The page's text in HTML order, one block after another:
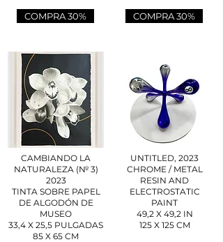
COMPRA 30%
CAMBIANDO LA
NATURALEZA (№ 3)
2023
TINTA SOBRE PAPEL
DE ALGODÓN DE
MUSEO
33,4 X 25,5 PULGADAS
85 X 65 CM
COMPRA 30%
UNTITLED, 2023
CHROME / METAL
RESIN AND
ELECTROSTATIC
PAINT
49,2 X 49,2 IN
125 X 125 CM